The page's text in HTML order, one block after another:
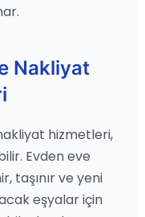
Nakliyat
hizmetleri,
Evden eve
taşınır ve yeni
eşyalar için